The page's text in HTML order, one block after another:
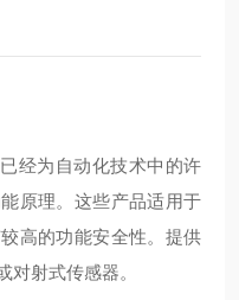
经为自动化技术中的许
原理。这些产品适用于
高的功能安全性。提供
对射式传感器。